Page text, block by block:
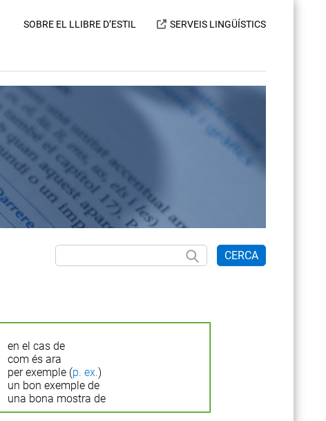
SOBRE EL LLIBRE D’ESTIL SERVEIS LINGÜÍSTICS
CERCA
en el cas de
com és ara
per exemple (p. ex.)
un bon exemple de
una bona mostra de